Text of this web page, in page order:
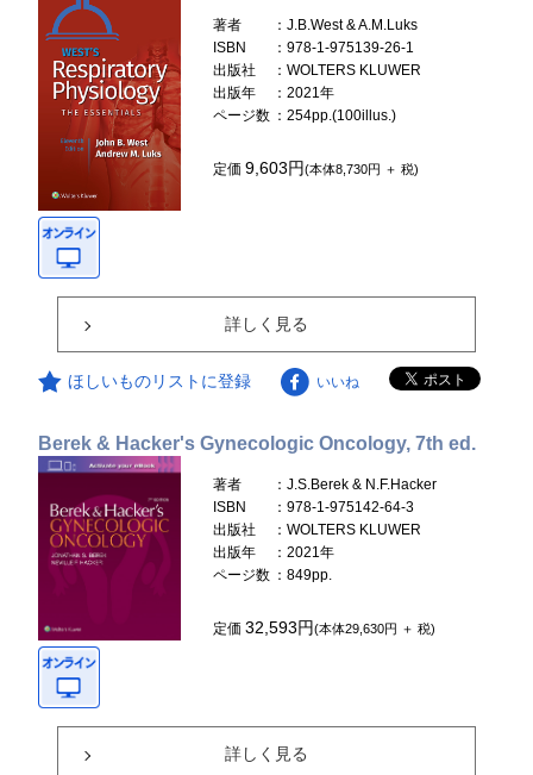
著者
：J.B.West & A.M.Luks
ISBN
：978-1-975139-26-1
出版社
：WOLTERS KLUWER
出版年
：2021年
ページ数 ：254pp.(100illus.)
定価9,603円(本体8,730円 ＋ 税)
詳しく見る
ほしいものリストに登録 いいね
Berek & Hacker's Gynecologic Oncology, 7th ed.
著者
：J.S.Berek & N.F.Hacker
ISBN
：978-1-975142-64-3
出版社
：WOLTERS KLUWER
出版年
：2021年
ページ数 ：849pp.
定価32,593円(本体29,630円 ＋ 税)
詳しく見る